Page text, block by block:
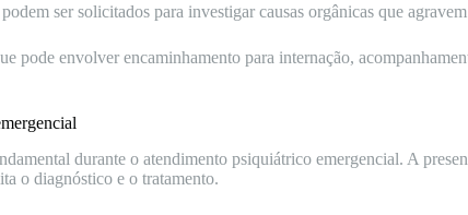
ser solicitados para investigar causas orgânicas que
pode envolver encaminhamento para internação,
durante o atendimento psiquiátrico emergencial. A
o diagnóstico e o tratamento.